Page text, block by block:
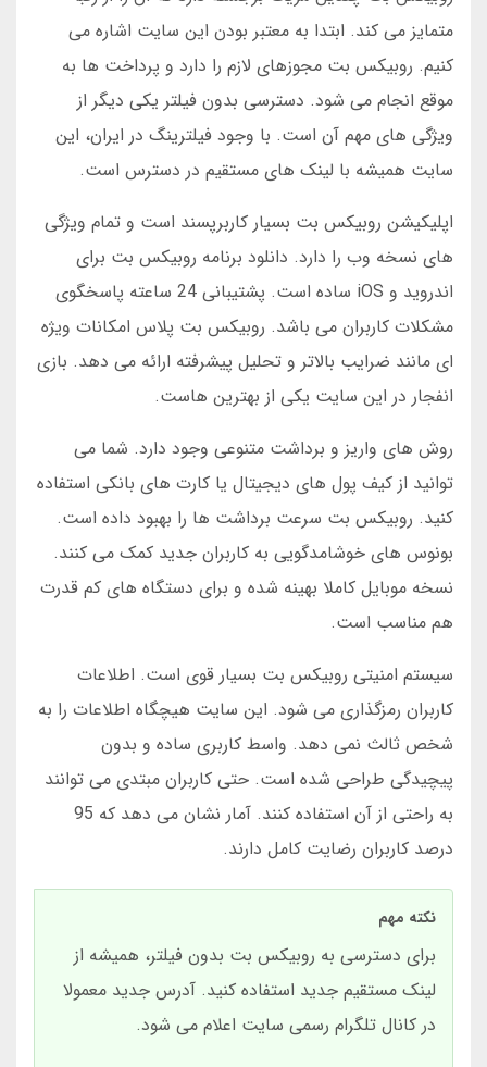
متمایز می کند. ابتدا به معتبر بودن این سایت اشاره می
کنیم. روبیکس بت مجوزهای لازم را دارد و پرداخت ها به
موقع انجام می شود. دسترسی بدون فیلتر یکی دیگر از
ویژگی های مهم آن است. با وجود فیلترینگ در ایران، این
سایت همیشه با لینک های مستقیم در دسترس است.
اپلیکیشن روبیکس بت بسیار کاربرپسند است و تمام ویژگی
های نسخه وب را دارد. دانلود برنامه روبیکس بت برای
اندروید و iOS ساده است. پشتیبانی 24 ساعته پاسخگوی
مشکلات کاربران می باشد. روبیکس بت پلاس امکانات ویژه
ای مانند ضرایب بالاتر و تحلیل پیشرفته ارائه می دهد. بازی
انفجار در این سایت یکی از بهترین هاست.
روش های واریز و برداشت متنوعی وجود دارد. شما می
توانید از کیف پول های دیجیتال یا کارت های بانکی استفاده
کنید. روبیکس بت سرعت برداشت ها را بهبود داده است.
بونوس های خوشامدگویی به کاربران جدید کمک می کنند.
نسخه موبایل کاملا بهینه شده و برای دستگاه های کم قدرت
هم مناسب است.
سیستم امنیتی روبیکس بت بسیار قوی است. اطلاعات
کاربران رمزگذاری می شود. این سایت هیچگاه اطلاعات را به
شخص ثالث نمی دهد. واسط کاربری ساده و بدون
پیچیدگی طراحی شده است. حتی کاربران مبتدی می توانند
به راحتی از آن استفاده کنند. آمار نشان می دهد که 95
درصد کاربران رضایت کامل دارند.
نکته مهم
برای دسترسی به روبیکس بت بدون فیلتر، همیشه از
لینک مستقیم جدید استفاده کنید. آدرس جدید معمولا
در کانال تلگرام رسمی سایت اعلام می شود.